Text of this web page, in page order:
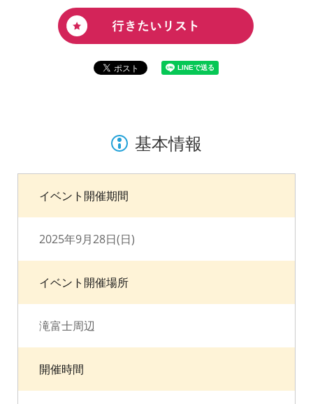
基本情報
イベント開催期間
2025年9月28日(日)
イベント開催場所
滝富士周辺
開催時間